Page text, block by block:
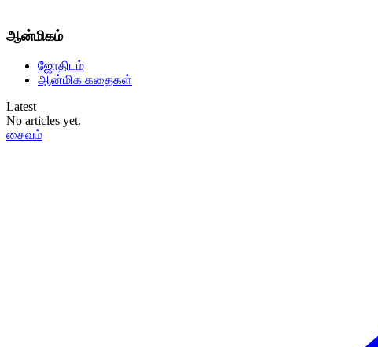
ஆன்மிகம்
ஜோதிடம்
ஆன்மிக கதைகள்
Latest
No articles yet.
சைவம்